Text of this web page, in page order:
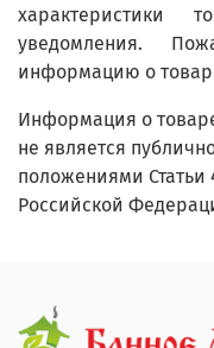
характеристики
уведомления.
информацию о
Информация о
не является
положениями Статьи
Российской